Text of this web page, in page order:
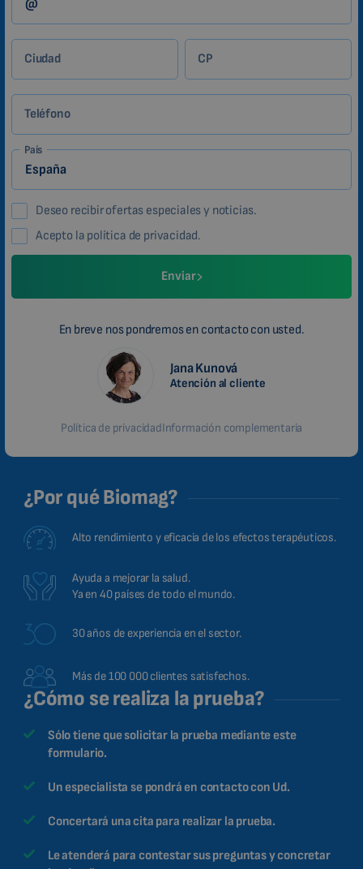
Ciudad CP
Teléfono
País
Deseo recibir ofertas especiales y noticias.
Acepto la política de privacidad.
Enviar
En breve nos pondremos en contacto con usted.
Jana Kunová
Atención al cliente
Política de privacidadInformación complementaria
¿Por qué Biomag?
Alto rendimiento y eficacia de los efectos terapéuticos.
Ayuda a mejorar la salud.
Ya en 40 países de todo el mundo.
30 años de experiencia en el sector.
Más de 100 000 clientes satisfechos.
¿Cómo se realiza la prueba?
Sólo tiene que solicitar la prueba mediante este
formulario.
Un especialista se pondrá en contacto con Ud.
Concertará una cita para realizar la prueba.
Le atenderá para contestar sus preguntas y concretar